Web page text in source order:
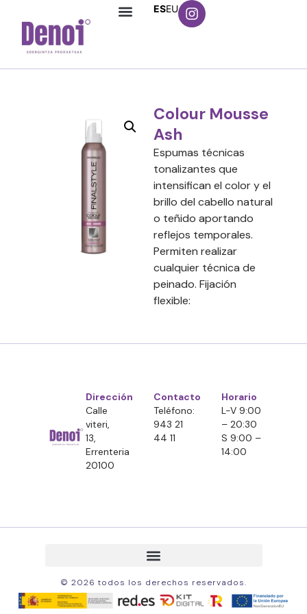
ESEU
Colour Mousse
Ash
Espumas técnicas
tonalizantes que
intensifican el color y el
brillo del cabello natural
o teñido aportando
reflejos temporales.
Permiten realizar
cualquier técnica de
peinado. Fijación
flexible:
Dirección
Calle
viteri,
13,
Errenteria
20100
Contacto
Teléfono:
943 21
44 11
Horario
L-V 9:00
– 20:30
S 9:00 –
14:00
© 2026 todos los derechos reservados.